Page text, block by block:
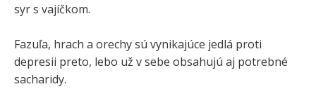
syr s vajíčkom.
Fazuľa, hrach a orechy sú vynikajúce jedlá proti
depresii preto, lebo už v sebe obsahujú aj potrebné
sacharidy.